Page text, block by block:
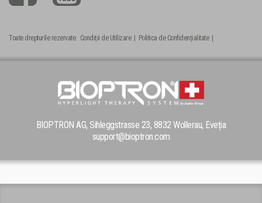
Toate drepturile rezervate. Condiții de Utilizare| Politica de Confidențialitate|
BIOPTRON AG, Sihleggstrasse 23, 8832 Wollerau, Eveția
support@bioptron.com